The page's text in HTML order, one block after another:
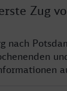
Zug
nach